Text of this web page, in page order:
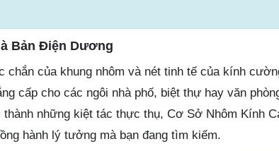
Bản Điện Dương
chắn của khung nhôm và nét tinh tế của kính
cấp cho các ngôi nhà phố, biệt thự hay văn
những kiệt tác thực thụ, Cơ Sở Nhôm Kính
hành lý tưởng mà bạn đang tìm kiếm.